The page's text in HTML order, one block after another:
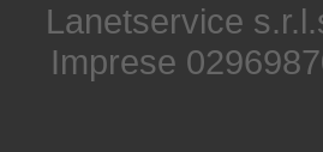
Lanetservice
Imprese